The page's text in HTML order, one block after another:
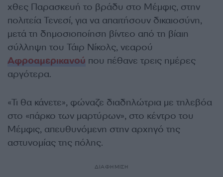
χθες Παρασκευή το βράδυ στο Μέμφις, στην
πολιτεία Τενεσί, για να απαιτήσουν δικαιοσύνη,
μετά τη δημοσιοποίηση βίντεο από τη βίαιη
σύλληψη του Τάιρ Νίκολς, νεαρού
Αφροαμερικανού που πέθανε τρεις ημέρες
αργότερα.
«Τι θα κάνετε», φώναζε διαδηλώτρια με τηλεβόα
στο «πάρκο των μαρτύρων», στο κέντρο του
Μέμφις, απευθυνόμενη στην αρχηγό της
αστυνομίας της πόλης.
ΔΙΑΦΗΜΙΣΗ